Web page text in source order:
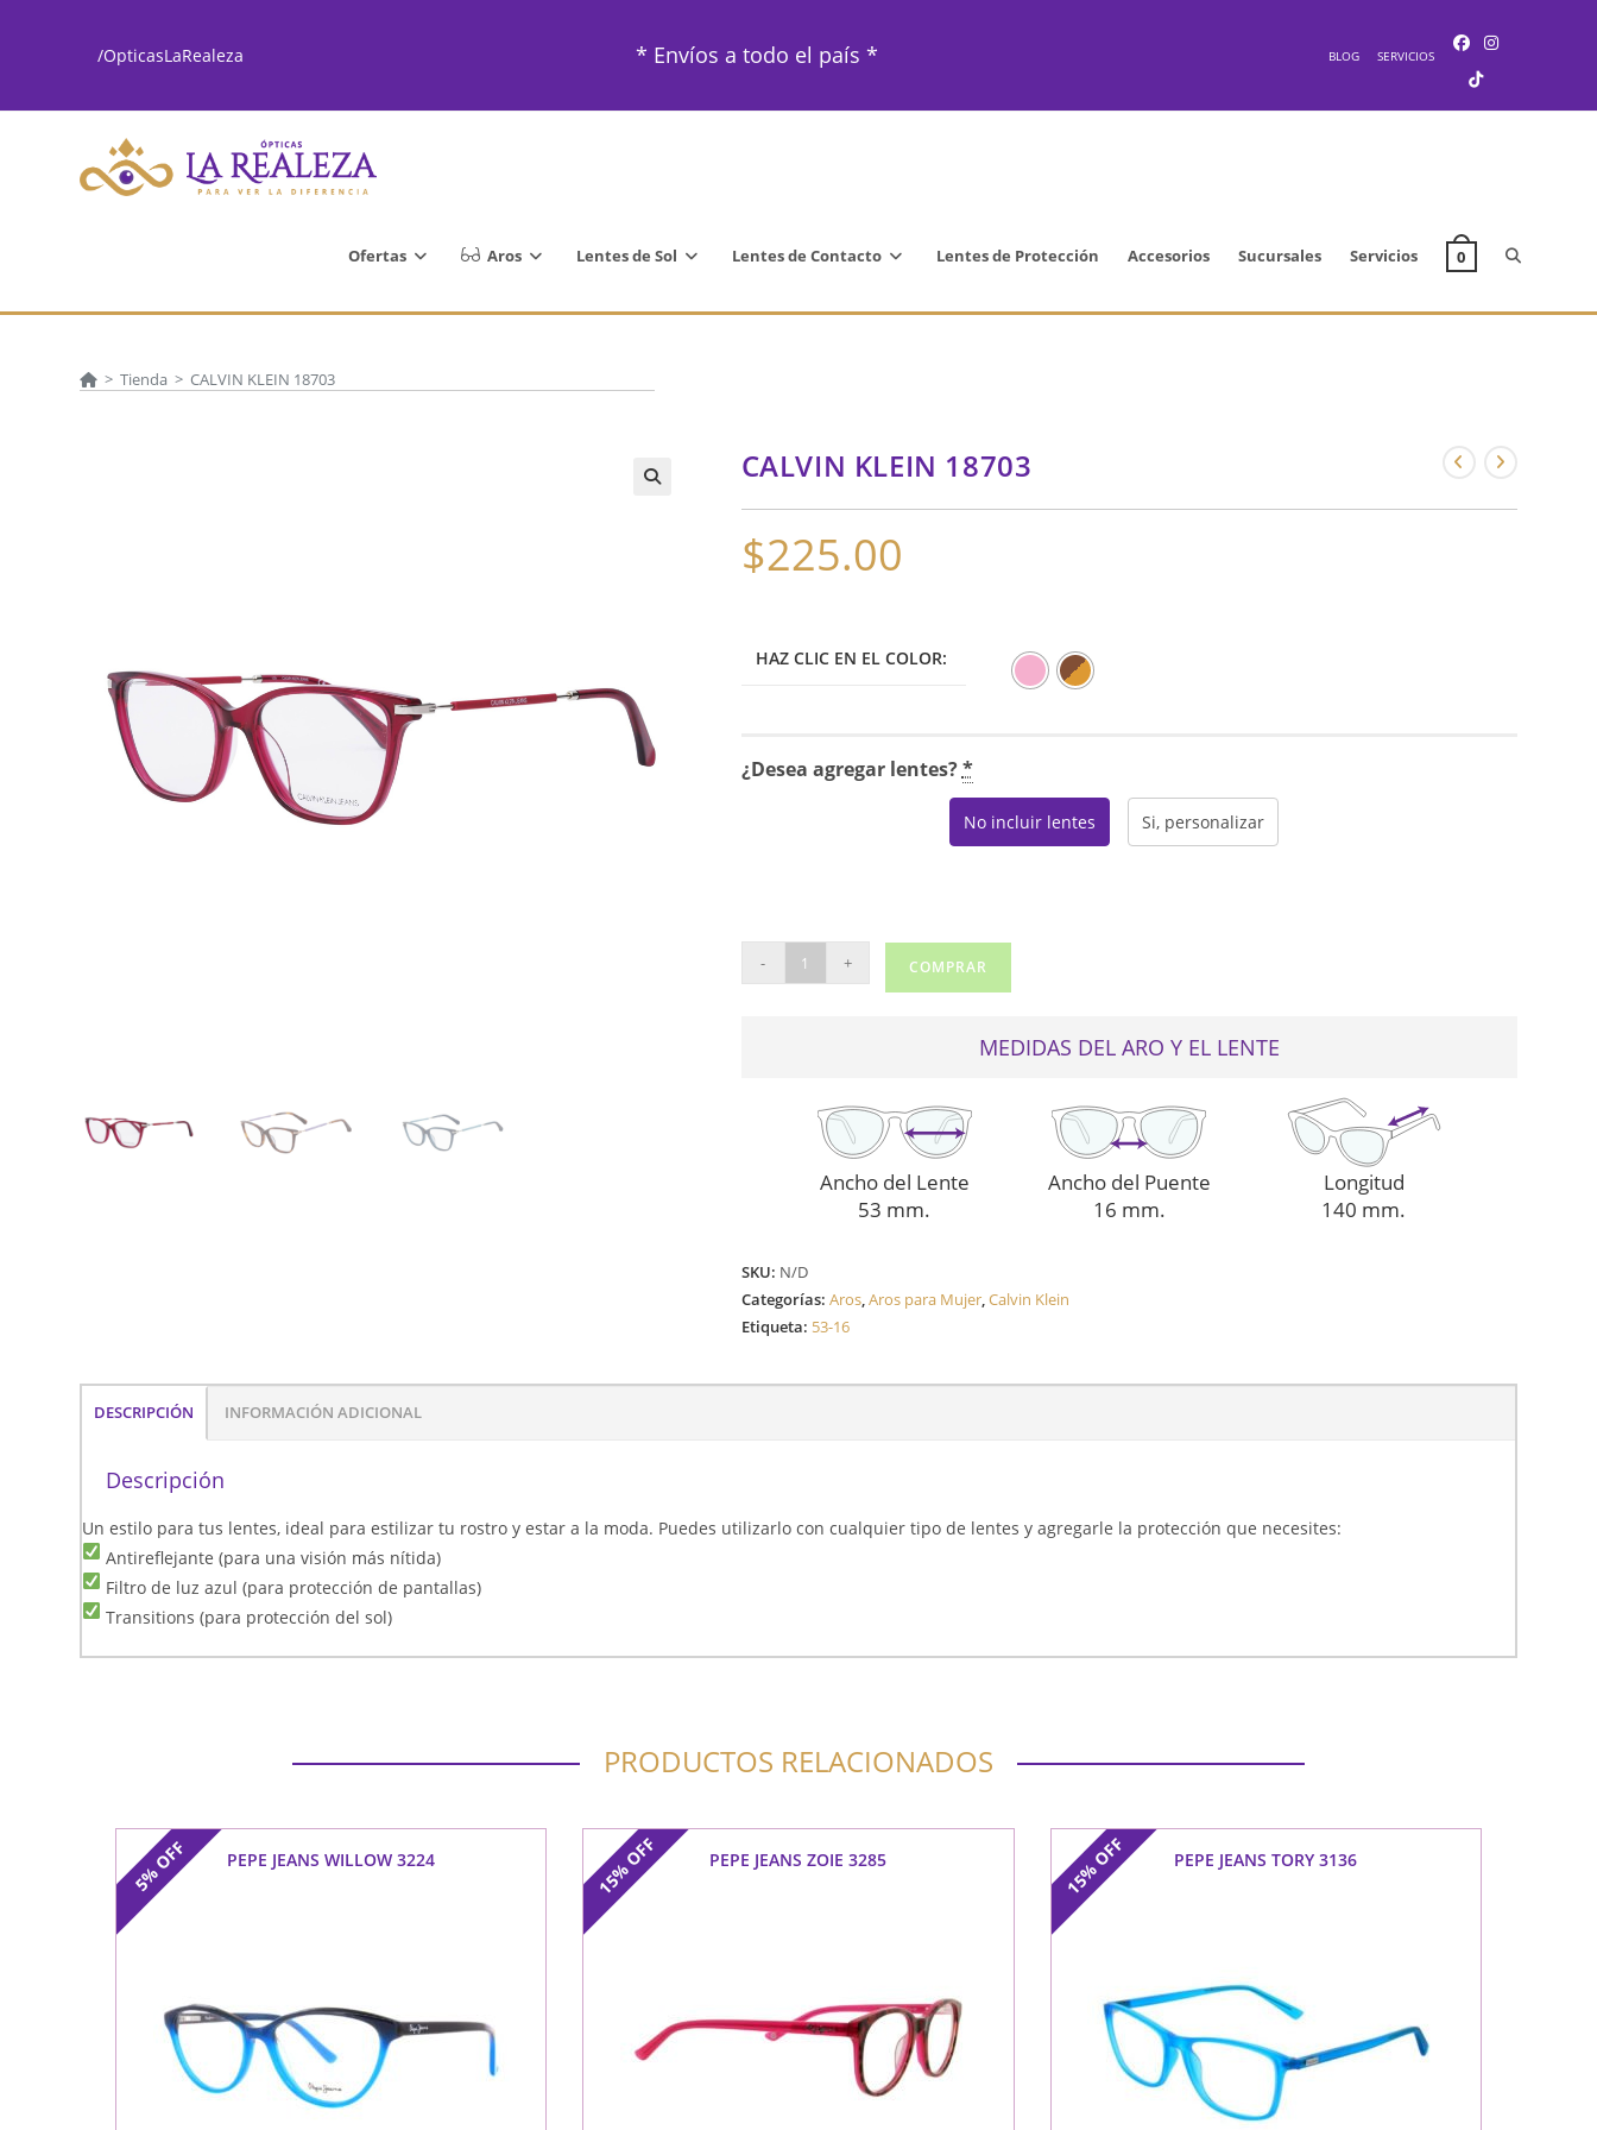
/OpticasLaRealeza * Envíos a todo el país * BLOG SERVICIOS
Ofertas Aros Lentes de Sol Lentes de Contacto Lentes de Protección Accesorios Sucursales Servicios 0 Alternar
la
> Tienda > CALVIN KLEIN 18703
CALVIN KLEIN 18703
$225.00
HAZ CLIC EN EL COLOR:
¿Desea agregar lentes?*
No incluir lentes Si, personalizar
KLEIN
- + COMPRAR
MEDIDAS DEL ARO Y EL LENTE
Ancho del Lente
53 mm.
Ancho del Puente
16 mm.
Longitud
140 mm.
SKU: N/D
Categorías: Aros,Aros para Mujer,Calvin Klein
Etiqueta: 53-16
DESCRIPCIÓN INFORMACIÓN ADICIONAL
Descripción
Un estilo para tus lentes, ideal para estilizar tu rostro y estar a la moda. Puedes utilizarlo con cualquier tipo de lentes y agregarle la protección que necesites:
Antireflejante (para una visión más nítida)
Filtro de luz azul (para protección de pantallas)
Transitions (para protección del sol)
PRODUCTOS RELACIONADOS
5%
OFF PEPE JEANS WILLOW 3224 15%
OFF PEPE JEANS ZOIE 3285 15%
OFF PEPE JEANS TORY 3136